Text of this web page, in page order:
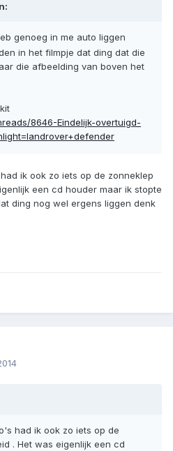
genoeg in me auto liggen
in het filmpje dat ding dat die
die afbeelding van boven het
8646-Eindelijk-overtuigd-
ik ook zo iets op de zonneklep
een cd houder maar ik stopte
ding nog wel ergens liggen denk
had ik ook zo iets op de
. Het was eigenlijk een cd